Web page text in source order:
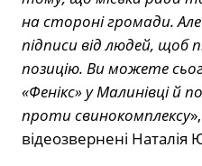
на стороні громади.
підписи від людей,
позицію. Ви можете
«Фенікс» у Малинівці й
проти свинокомплексу
відеозвернені Наталія